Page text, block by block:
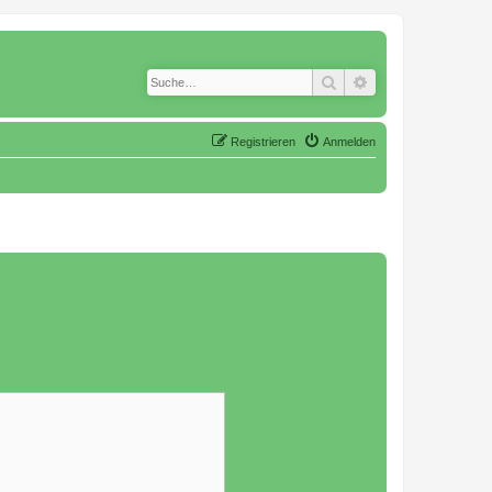
Suche
Anmelden
Registrieren